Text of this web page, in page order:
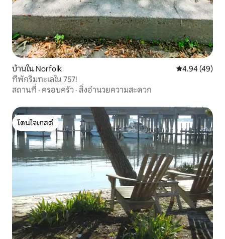
บ้านใน Norfolk คะแนนเฉลี่ย
4.94 (49)
ที่พักริมทะเลใน 757!
สถานที่ · ครอบครัว · สิ่งอำนวยความสะดวก
โดนใจเกสต์
โดนใจเกสต์